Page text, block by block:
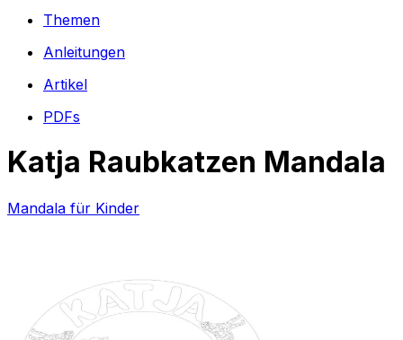
Themen
Anleitungen
Artikel
PDFs
Katja Raubkatzen Mandala
Mandala für Kinder